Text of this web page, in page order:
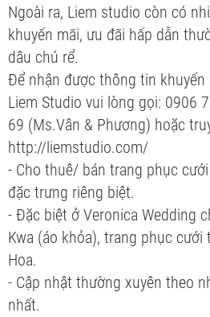
Ngoài ra, Liem studio còn có
khuyến mãi, ưu đãi hấp dẫn
dâu chú rể.
Để nhận được thông tin khuyến
Liem Studio vui lòng gọi: 0906
69 (Ms.Vân & Phương) hoặc
http://liemstudio.com/
- Cho thuê/ bán trang phục
đặc trưng riêng biệt.
- Đặc biệt ở Veronica Wedding
Kwa (áo khỏa), trang phục cưới
Hoa.
- Cập nhật thường xuyên theo
nhất.